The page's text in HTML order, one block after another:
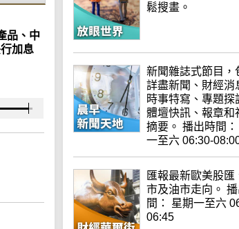
品、中
加息
鬆搜畫。
新聞雜誌式節目，
詳盡新聞、財經消
時事特寫、專題探
體壇快訊、報章和
摘要。 播出時間：
一至六 06:30-
匯報最新歐美股匯
市及油市走向。
間： 星期一至六
06:45